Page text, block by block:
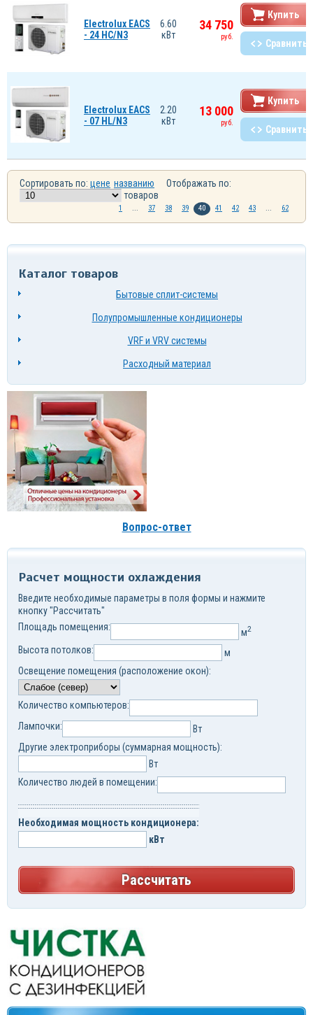
Electrolux EACS
- 24 HС/N3
6.60
кВт
34 750
руб.
Купить
Сравнить
Electrolux EACS
- 07 HL/N3
2.20
кВт
13 000
руб.
Купить
Сравнить
Сортировать по: цене названию
Отображать по:
товаров
1 ... 37 38 39 40 41 42 43 ... 62
Каталог товаров
Бытовые сплит-системы
Полупромышленные кондиционеры
VRF и VRV системы
Расходный материал
Вопрос-ответ
Расчет мощности охлаждения
Введите необходимые параметры в поля формы и нажмите
кнопку "Рассчитать"
Площадь помещения:
м2
Высота потолков:
м
Освещение помещения (расположение окон):
Количество компьютеров:
Лампочки:
Вт
Другие электроприборы (суммарная мощность):
Вт
Количество людей в помещении:
Необходимая мощность кондиционера:
кВт
Рассчитать